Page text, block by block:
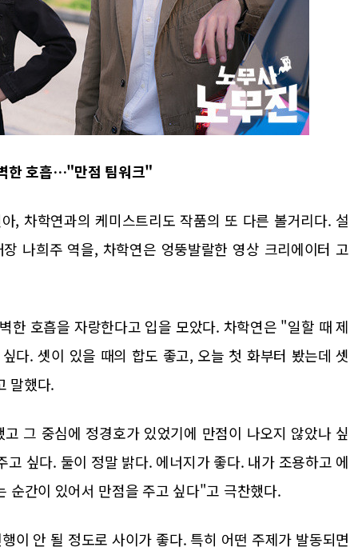
한 호흡…"만점 팀워크"
, 차학연과의 케미스트리도 작품의 또 다른 볼거리다. 설
나희주 역을, 차학연은 엉뚱발랄한 영상 크리에이터 고
한 호흡을 자랑한다고 입을 모았다. 차학연은 "일할 때 제
다. 셋이 있을 때의 합도 좋고, 오늘 첫 화부터 봤는데 셋
말했다.
그 중심에 정경호가 있었기에 만점이 나오지 않았나 싶
싶다. 둘이 정말 밝다. 에너지가 좋다. 내가 조용하고 에
순간이 있어서 만점을 주고 싶다"고 극찬했다.
이 안 될 정도로 사이가 좋다. 특히 어떤 주제가 발동되면